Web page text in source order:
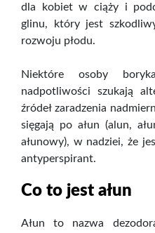
dla kobiet w ciąży i
glinu, który jest
rozwoju płodu.
Niektóre osoby
nadpotliwości szukają
źródeł zaradzenia
sięgają po ałun (alun,
ałunowy), w nadziei, że
antyperspirant.
Co to jest ałun
Ałun to nazwa